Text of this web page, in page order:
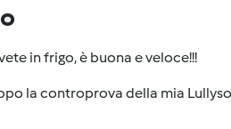
in frigo, è buona e veloce!!!
la controprova della mia